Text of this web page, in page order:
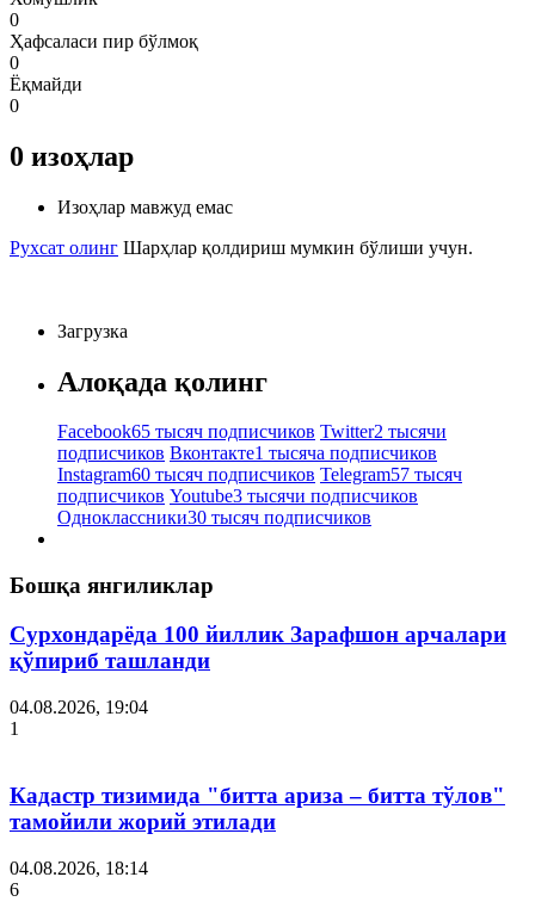
0
Ҳафсаласи пир бўлмоқ
0
Ёқмайди
0
0 изоҳлар
Изоҳлар мавжуд емас
Рухсат олинг Шарҳлар қолдириш мумкин бўлиши учун.
Загрузка
Алоқада қолинг
Facebook65 тысяч подписчиков Twitter2 тысячи
подписчиков Вконтакте1 тысяча подписчиков
Instagram60 тысяч подписчиков Telegram57 тысяч
подписчиков Youtube3 тысячи подписчиков
Одноклассники30 тысяч подписчиков
Бошқа янгиликлар
Сурхондарёда 100 йиллик Зарафшон арчалари
қўпириб ташланди
04.08.2026, 19:04
1
Кадастр тизимида "битта ариза – битта тўлов"
тамойили жорий этилади
04.08.2026, 18:14
6